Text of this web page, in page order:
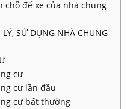
chỗ để xe của nhà chung
SỬ DỤNG NHÀ CHUNG
cư
cư lần đầu
cư bất thường